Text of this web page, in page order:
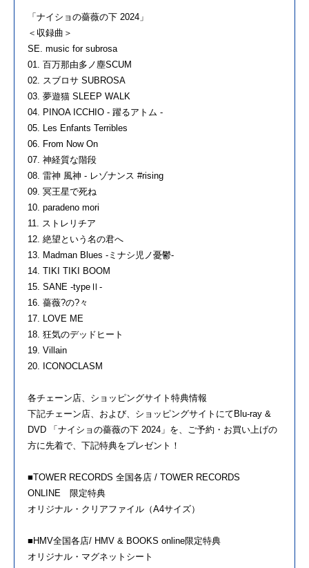
「ナイショの薔薇の下 2024」
＜収録曲＞
SE. music for subrosa
01. 百万那由多ノ塵SCUM
02. スブロサ SUBROSA
03. 夢遊猫 SLEEP WALK
04. PINOA ICCHIO - 躍るアトム -
05. Les Enfants Terribles
06. From Now On
07. 神経質な階段
08. 雷神 風神 - レゾナンス #rising
09. 冥王星で死ね
10. paradeno mori
11. ストレリチア
12. 絶望という名の君へ
13. Madman Blues -ミナシ児ノ憂鬱-
14. TIKI TIKI BOOM
15. SANE -typeⅡ-
16. 薔薇?の?々
17. LOVE ME
18. 狂気のデッドヒート
19. Villain
20. ICONOCLASM
各チェーン店、ショッピングサイト特典情報
下記チェーン店、および、ショッピングサイトにてBlu-ray &
DVD 「ナイショの薔薇の下 2024」を、ご予約・お買い上げの
方に先着で、下記特典をプレゼント！
■TOWER RECORDS 全国各店 / TOWER RECORDS
ONLINE 限定特典
オリジナル・クリアファイル（A4サイズ）
■HMV全国各店/ HMV & BOOKS online限定特典
オリジナル・マグネットシート